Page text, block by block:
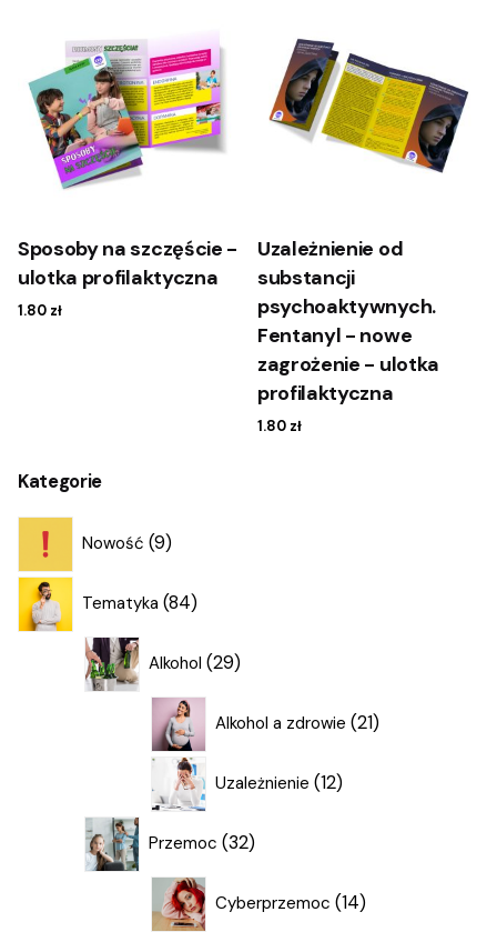
Kategorie
Nowość 9
9
produktów
Tematyka 84
84
produkty
Alkohol 29
29
produktów
Alkohol a zdrowie 21
21
produktów
Uzależnienie 12
12
produktów
Przemoc 32
32
produkty
Cyberprzemoc 14
14
produktów
Sposoby na szczęście -
ulotka profilaktyczna
1.80 zł
Uzależnienie od
substancji
psychoaktywnych.
Fentanyl - nowe
zagrożenie - ulotka
profilaktyczna
1.80 zł